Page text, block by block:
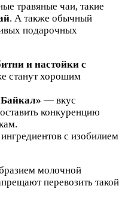
травяные чаи, такие
. А также обычный
подарочных
и настойки с
станут хорошим
— вкус
конкуренцию
с изобилием
молочной
перевозить такой